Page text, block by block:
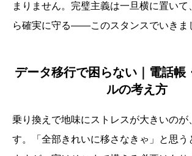
まりません。完璧主義は一旦横に置い
ら確実に守る――このスタンスでいきま
データ移行で困らない｜電話帳
ルの考え方
乗り換えで地味にストレスが大きいのが
す。「全部きれいに移さなきゃ」と思う